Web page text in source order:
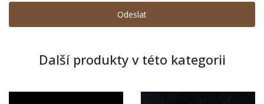
Další produkty v této kategorii